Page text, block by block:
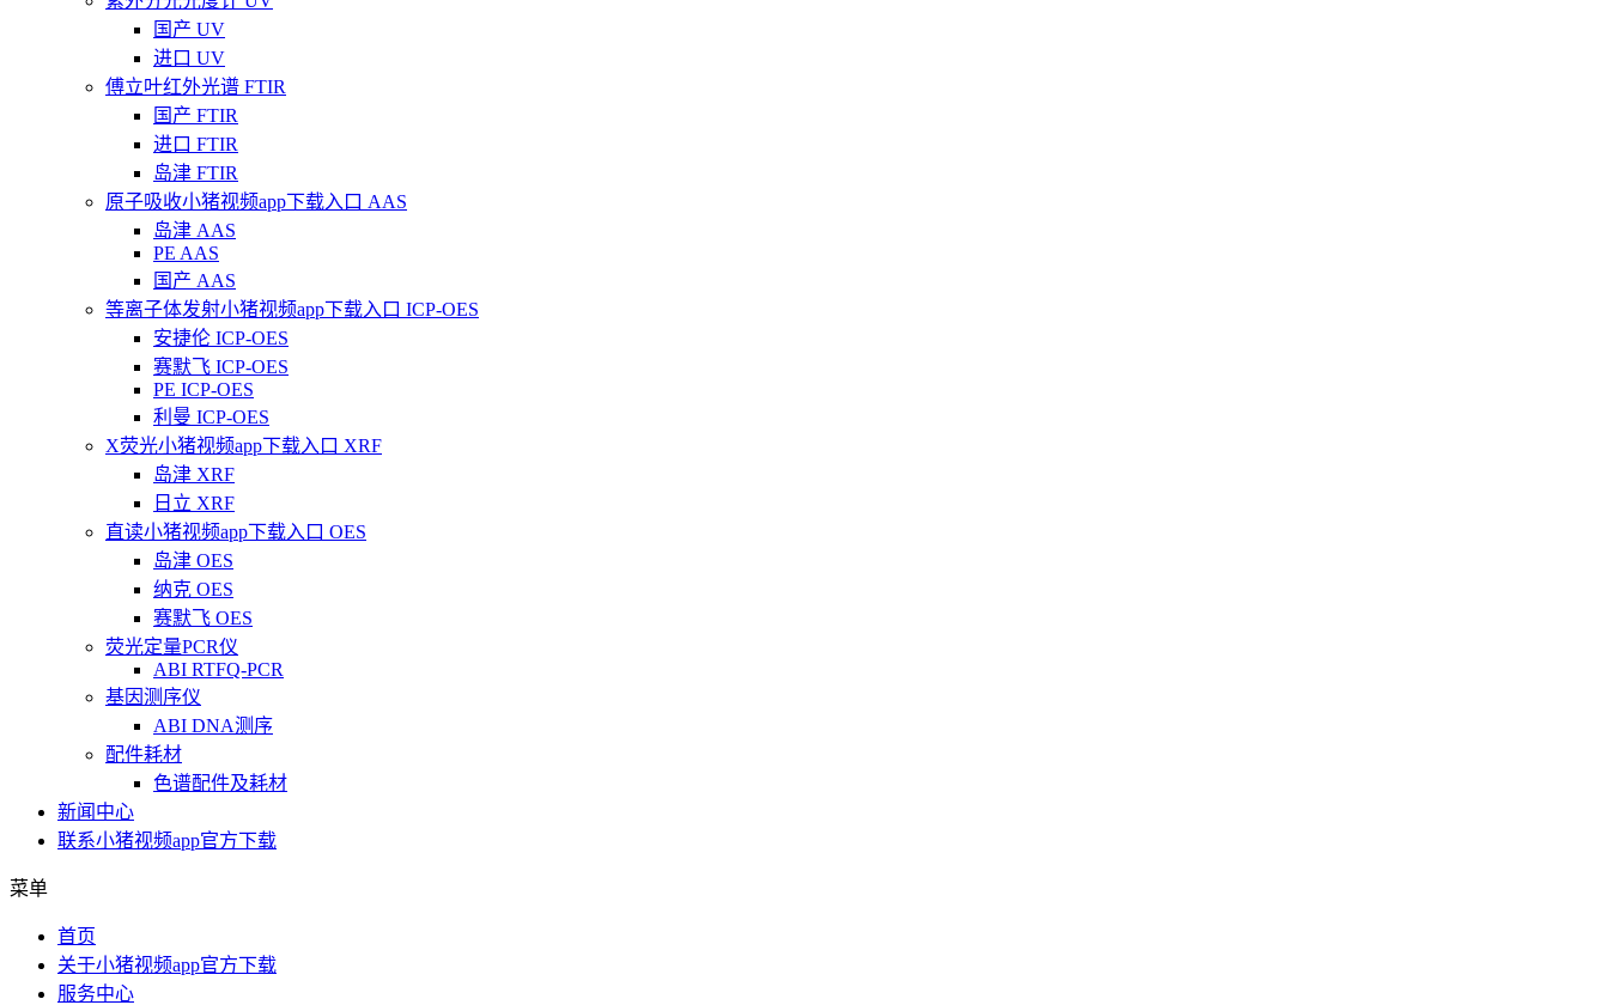
国产 UV
进口 UV
傅立叶红外光谱 FTIR
国产 FTIR
进口 FTIR
岛津 FTIR
原子吸收小猪视频app下载入口 AAS
岛津 AAS
PE AAS
国产 AAS
等离子体发射小猪视频app下载入口 ICP-OES
安捷伦 ICP-OES
赛默飞 ICP-OES
PE ICP-OES
利曼 ICP-OES
X荧光小猪视频app下载入口 XRF
岛津 XRF
日立 XRF
直读小猪视频app下载入口 OES
岛津 OES
纳克 OES
赛默飞 OES
荧光定量PCR仪
ABI RTFQ-PCR
基因测序仪
ABI DNA测序
配件耗材
色谱配件及耗材
新闻中心
联系小猪视频app官方下载
菜单
首页
关于小猪视频app官方下载
服务中心